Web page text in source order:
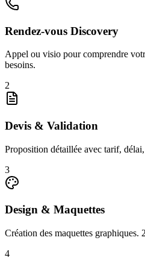
Rendez-vous Discovery
Appel ou visio pour comprendre
besoins.
2
Devis & Validation
Proposition détaillée avec tarif,
3
Design & Maquettes
Création des maquettes graphiques.
4